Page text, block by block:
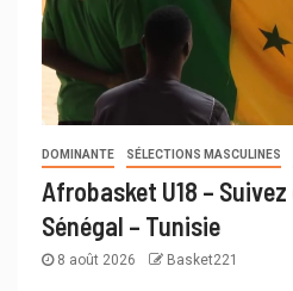
DOMINANTE SÉLECTIONS MASCULINES
Afrobasket U18 –
Sénégal – Tunisie
8 août 2026 Basket221